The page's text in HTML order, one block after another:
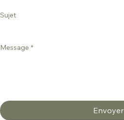
Sujet
Message *
Envoyer